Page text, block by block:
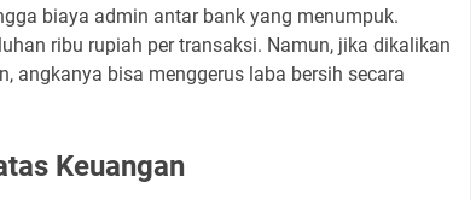
biaya admin antar bank yang menumpuk.
ribu rupiah per transaksi. Namun, jika dikalikan
angkanya bisa menggerus laba bersih secara
Keuangan